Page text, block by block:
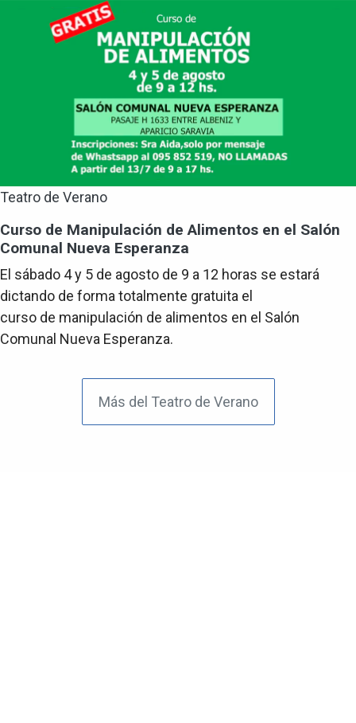
Teatro de Verano
Curso de Manipulación de Alimentos en el Salón
Comunal Nueva Esperanza
El sábado 4 y 5 de agosto de 9 a 12 horas se estará
dictando de forma totalmente gratuita el
curso de manipulación de alimentos en el Salón
Comunal Nueva Esperanza.
Más del Teatro de Verano